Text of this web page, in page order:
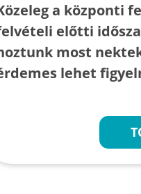
a központi
előtti
most
lehet